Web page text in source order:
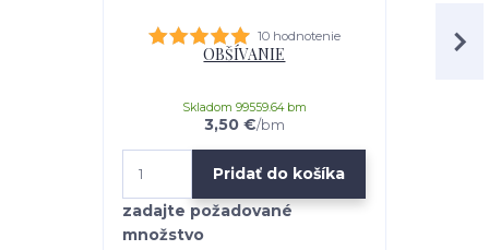
10 hodnotenie
OBŠÍVANIE
3,50 €/bm
Skladom 99559.64 bm
Pridať do košíka